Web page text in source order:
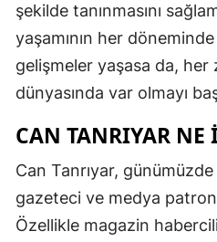
şekilde tanınmasını
yaşamının her
gelişmeler yaşasa da, her
dünyasında var olmayı
CAN TANRIYAR NE
Can Tanrıyar, günümüzde
gazeteci ve medya
Özellikle magazin